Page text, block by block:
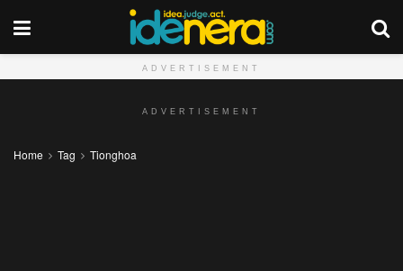
ADVERTISEMENT
ADVERTISEMENT
Home Tag Tionghoa